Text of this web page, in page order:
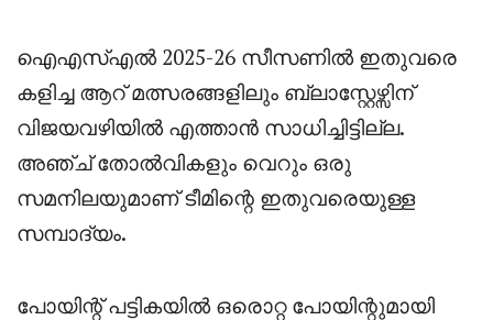
ഐഎസ്എൽ 2025-26 സീസണിൽ ഇതുവരെ
കളിച്ച ആറ് മത്സരങ്ങളിലും ബ്ലാസ്റ്റേഴ്സിന്
വിജയവഴിയിൽ എത്താൻ സാധിച്ചിട്ടില്ല.
അഞ്ച് തോൽവികളും വെറും ഒരു
സമനിലയുമാണ് ടീമിന്റെ ഇതുവരെയുള്ള
സമ്പാദ്യം.
പോയിന്റ് പട്ടികയിൽ ഒരൊറ്റ പോയിന്റുമായി